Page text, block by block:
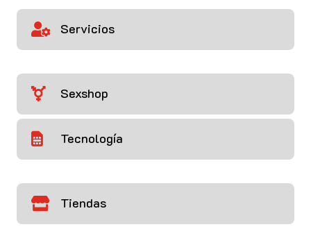
 Servicios
 Sexshop
 Tecnología
 Tiendas